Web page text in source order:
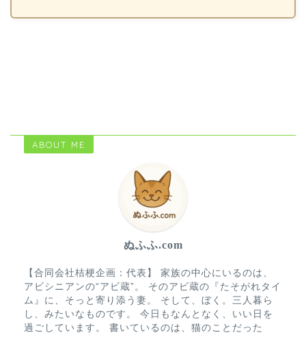
ABOUT ME
ぬふふ.com
【合同会社桔梗企画：代表】 家族の中心にいるのは、
アビシニアンの“アビ蔵”。 そのアビ蔵の『たそがれタイ
ム』に、そっと寄り添う妻。 そして、ぼく。三人暮ら
し、みたいなものです。 今日もなんとなく、いい日を
過ごしています。 書いているのは、猫のことだった